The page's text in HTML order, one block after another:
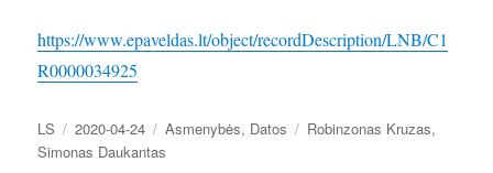
https://www.epaveldas.lt/object/recordDescription/LNB/C1
R0000034925
Autorius
LS Paskelbta
2020-04-24 Kategorijos
Asmenybės, Datos Žymos
Robinzonas Kruzas,
Simonas Daukantas